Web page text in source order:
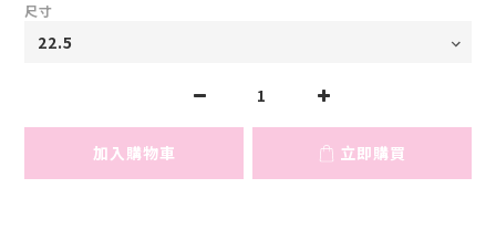
尺寸
加入購物車 立即購買